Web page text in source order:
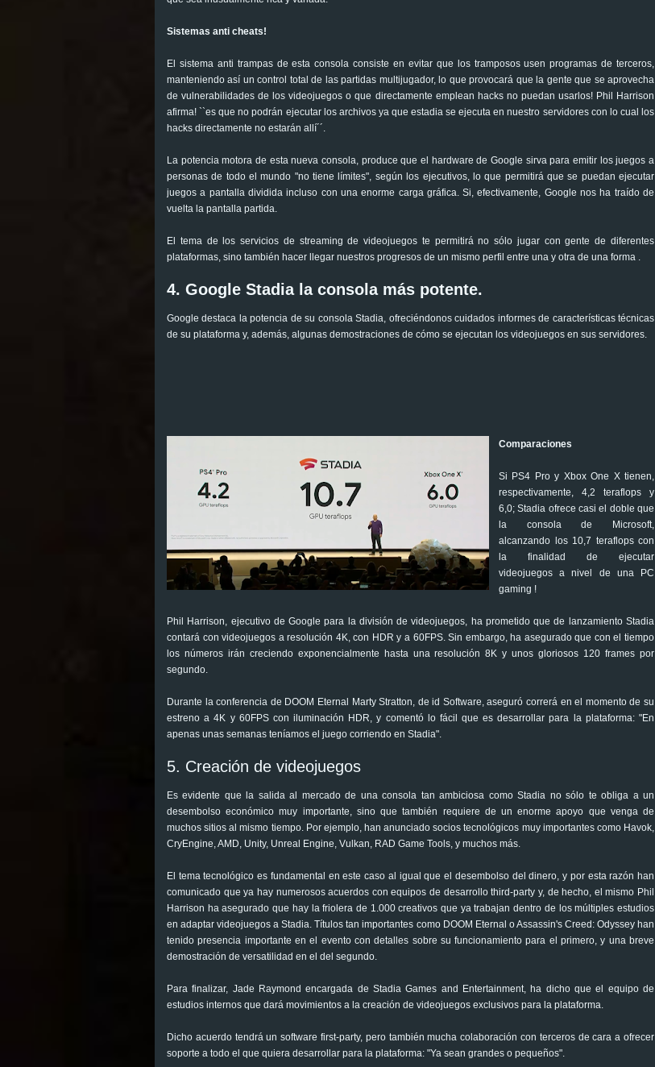
Sistemas anti cheats!
El sistema anti trampas de esta consola consiste en evitar que los tramposos usen programas de terceros,
manteniendo así un control total de las partidas multijugador, lo que provocará que la gente que se aprovecha
de vulnerabilidades de los videojuegos o que directamente emplean hacks no puedan usarlos! Phil Harrison
afirma! ``es que no podrán ejecutar los archivos ya que estadia se ejecuta en nuestro servidores con lo cual los
hacks directamente no estarán allí´´.
La potencia motora de esta nueva consola, produce que el hardware de Google sirva para emitir los juegos a
personas de todo el mundo "no tiene límites", según los ejecutivos, lo que permitirá que se puedan ejecutar
juegos a pantalla dividida incluso con una enorme carga gráfica. Si, efectivamente, Google nos ha traído de
vuelta la pantalla partida.
El tema de los servicios de streaming de videojuegos te permitirá no sólo jugar con gente de diferentes
plataformas, sino también hacer llegar nuestros progresos de un mismo perfil entre una y otra de una forma .
4. Google Stadia la consola más potente.
Google destaca la potencia de su consola Stadia, ofreciéndonos cuidados informes de características técnicas
de su plataforma y, además, algunas demostraciones de cómo se ejecutan los videojuegos en sus servidores.
Comparaciones
Si PS4 Pro y Xbox One X tienen,
respectivamente, 4,2 teraflops y
6,0; Stadia ofrece casi el doble que
la consola de Microsoft,
alcanzando los 10,7 teraflops con
la finalidad de ejecutar
videojuegos a nivel de una PC
gaming !
Phil Harrison, ejecutivo de Google para la división de videojuegos, ha prometido que de lanzamiento Stadia
contará con videojuegos a resolución 4K, con HDR y a 60FPS. Sin embargo, ha asegurado que con el tiempo
los números irán creciendo exponencialmente hasta una resolución 8K y unos gloriosos 120 frames por
segundo.
Durante la conferencia de DOOM Eternal Marty Stratton, de id Software, aseguró correrá en el momento de su
estreno a 4K y 60FPS con iluminación HDR, y comentó lo fácil que es desarrollar para la plataforma: "En
apenas unas semanas teníamos el juego corriendo en Stadia".
5. Creación de videojuegos
Es evidente que la salida al mercado de una consola tan ambiciosa como Stadia no sólo te obliga a un
desembolso económico muy importante, sino que también requiere de un enorme apoyo que venga de
muchos sitios al mismo tiempo. Por ejemplo, han anunciado socios tecnológicos muy importantes como Havok,
CryEngine, AMD, Unity, Unreal Engine, Vulkan, RAD Game Tools, y muchos más.
El tema tecnológico es fundamental en este caso al igual que el desembolso del dinero, y por esta razón han
comunicado que ya hay numerosos acuerdos con equipos de desarrollo third-party y, de hecho, el mismo Phil
Harrison ha asegurado que hay la friolera de 1.000 creativos que ya trabajan dentro de los múltiples estudios
en adaptar videojuegos a Stadia. Títulos tan importantes como DOOM Eternal o Assassin's Creed: Odyssey han
tenido presencia importante en el evento con detalles sobre su funcionamiento para el primero, y una breve
demostración de versatilidad en el del segundo.
Para finalizar, Jade Raymond encargada de Stadia Games and Entertainment, ha dicho que el equipo de
estudios internos que dará movimientos a la creación de videojuegos exclusivos para la plataforma.
Dicho acuerdo tendrá un software first-party, pero también mucha colaboración con terceros de cara a ofrecer
soporte a todo el que quiera desarrollar para la plataforma: "Ya sean grandes o pequeños".